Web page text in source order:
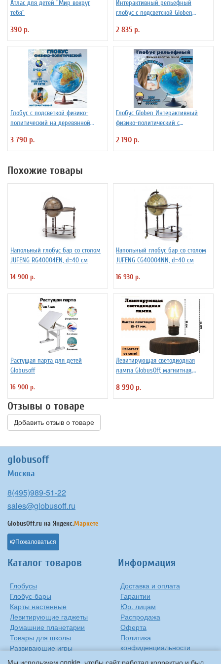
Мы используем cookie, чтобы сайт работал корректно и был
Атлас для детей "Мир вокруг
тебя"
390 р.
Интерактивный рельефный
глобус с подсветской Globen
2 835 р.
Глобус с подсветкой физико-
политический на деревянной
3 790 р.
Глобус Globen Интерактивный
физико-политический с
2 190 р.
Похожие товары
Напольный глобус бар со столом
JUFENG RG40004EN, d=40 см
14 900 р.
Напольный глобус бар со столом
JUFENG CG40004NN, d=40 см
16 930 р.
Растущая парта для детей
Globusoff
16 900 р.
Левитирующая светодиодная
лампа GlobusOff, магнитная,
8 990 р.
Отзывы о товаре
Добавить отзыв о товаре
globusoff
Москва
8(495)989-51-22
sales@globusoff.ru
GlobusOff.ru на Яндекс.Маркете
Пожаловаться
Каталог товаров
Глобусы
Глобус-бары
Карты настенные
Левитирующие гаджеты
Домашние планетарии
Товары для школы
Развивающие игры
Оригинальные игрушки
Информация
Доставка и оплата
Гарантии
Юр. лицам
Распродажа
Оферта
Политика
конфиденциальности
Контакты